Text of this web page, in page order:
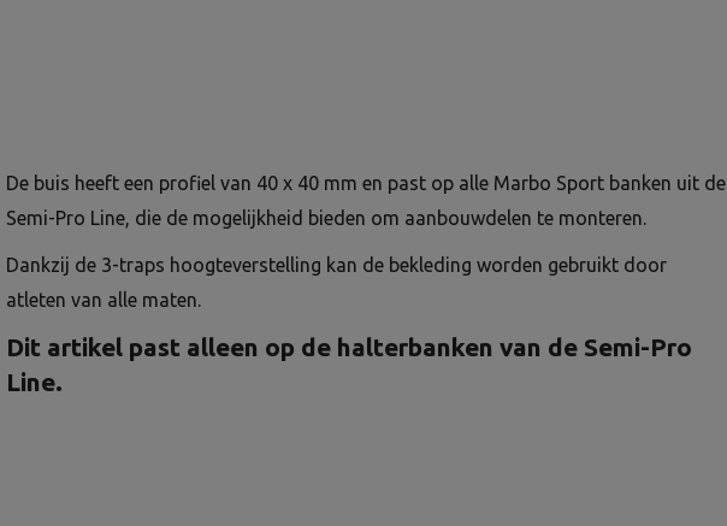
De buis heeft een profiel van 40 x 40 mm en past op alle Marbo Sport banken uit de
Semi-Pro Line, die de mogelijkheid bieden om aanbouwdelen te monteren.
Dankzij de 3-traps hoogteverstelling kan de bekleding worden gebruikt door
atleten van alle maten.
Dit artikel past alleen op de halterbanken van de Semi-Pro
Line.